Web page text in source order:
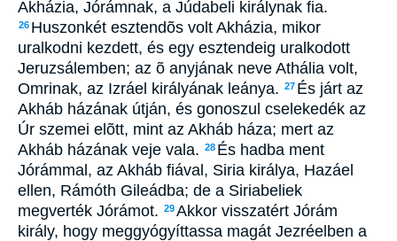
Akházia, Jórámnak, a Júdabeli királynak fia.
26 Huszonkét esztendõs volt Akházia, mikor
uralkodni kezdett, és egy esztendeig uralkodott
Jeruzsálemben; az õ anyjának neve Athália volt,
Omrinak, az Izráel királyának leánya. 27 És járt az
Akháb házának útján, és gonoszul cselekedék az
Úr szemei elõtt, mint az Akháb háza; mert az
Akháb házának veje vala. 28 És hadba ment
Jórámmal, az Akháb fiával, Siria királya, Hazáel
ellen, Rámóth Gileádba; de a Siriabeliek
megverték Jórámot. 29Akkor visszatért Jórám
király, hogy meggyógyíttassa magát Jezréelben a